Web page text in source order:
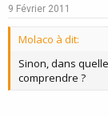
9 Février 2011
Molaco à dit:
Sinon, dans
comprendre ?